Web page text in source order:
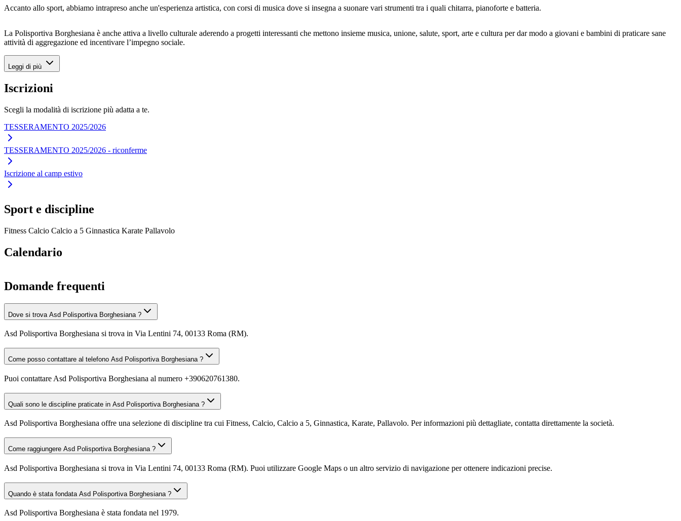
Accanto allo sport, abbiamo intrapreso anche un'esperienza artistica, con corsi di musica dove si insegna a suonare vari strumenti tra i quali chitarra, pianoforte e batteria.
La Polisportiva Borghesiana è anche attiva a livello culturale aderendo a progetti interessanti che mettono insieme musica, unione, salute, sport, arte e cultura per dar modo a giovani e bambini di praticare sane
attività di aggregazione ed incentivare l’impegno sociale.
Leggi di più
Iscrizioni
Scegli la modalità di iscrizione più adatta a te.
TESSERAMENTO 2025/2026
TESSERAMENTO 2025/2026 - riconferme
Iscrizione al camp estivo
Sport e discipline
Fitness Calcio Calcio a 5 Ginnastica Karate Pallavolo
Calendario
Domande frequenti
Dove si trova Asd Polisportiva Borghesiana ?
Asd Polisportiva Borghesiana si trova in Via Lentini 74, 00133 Roma (RM).
Come posso contattare al telefono Asd Polisportiva Borghesiana ?
Puoi contattare Asd Polisportiva Borghesiana al numero +390620761380.
Quali sono le discipline praticate in Asd Polisportiva Borghesiana ?
Asd Polisportiva Borghesiana offre una selezione di discipline tra cui Fitness, Calcio, Calcio a 5, Ginnastica, Karate, Pallavolo. Per informazioni più dettagliate, contatta direttamente la società.
Come raggiungere Asd Polisportiva Borghesiana ?
Asd Polisportiva Borghesiana si trova in Via Lentini 74, 00133 Roma (RM). Puoi utilizzare Google Maps o un altro servizio di navigazione per ottenere indicazioni precise.
Quando è stata fondata Asd Polisportiva Borghesiana ?
Asd Polisportiva Borghesiana è stata fondata nel 1979.